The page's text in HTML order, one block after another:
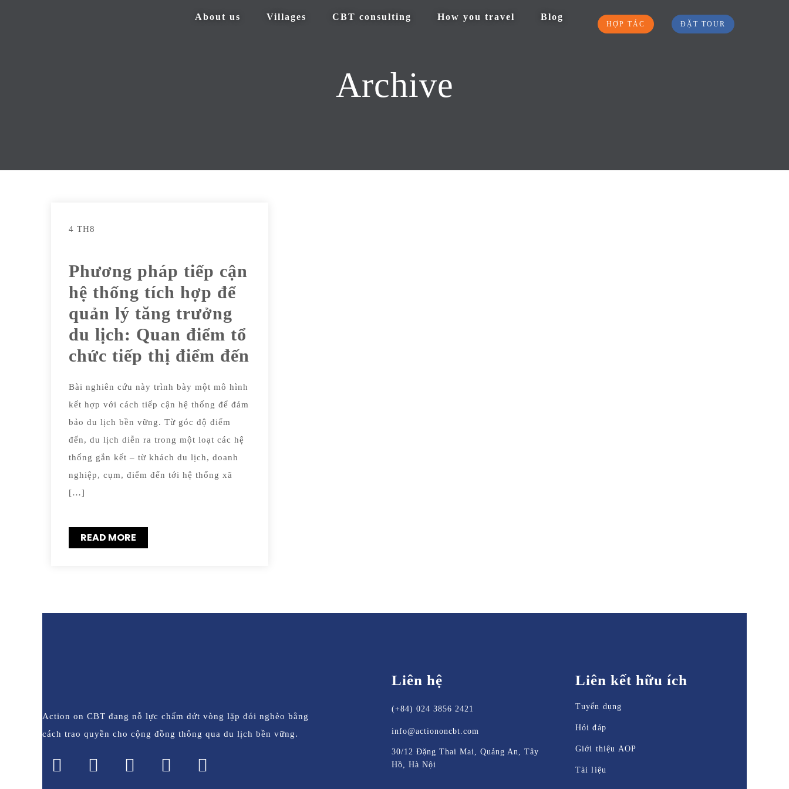
About us Villages CBT consulting How you travel Blog
HỢP TÁC ĐẶT TOUR
Archive
4 TH8
Phương pháp tiếp cận
hệ thống tích hợp để
quản lý tăng trưởng
du lịch: Quan điểm tổ
chức tiếp thị điểm đến
Bài nghiên cứu này trình bày một mô hình
kết hợp với cách tiếp cận hệ thống để đảm
bảo du lịch bền vững. Từ góc độ điểm
đến, du lịch diễn ra trong một loạt các hệ
thống gắn kết – từ khách du lịch, doanh
nghiệp, cụm, điểm đến tới hệ thống xã
[…]
READ MORE
Action on CBT đang nỗ lực chấm dứt vòng lặp đói nghèo bằng
cách trao quyền cho cộng đồng thông qua du lịch bền vững.
Liên hệ
(+84) 024 3856 2421
info@actiononcbt.com
30/12 Đặng Thai Mai, Quảng An, Tây
Hồ, Hà Nội
Liên kết hữu ích
Tuyển dụng
Hỏi đáp
Giới thiệu AOP
Tài liệu